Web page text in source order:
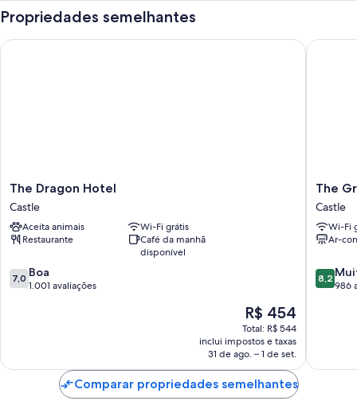
Propriedades semelhantes
The
Dragon
Hotel
Castle
The Dragon Hotel
Castle
Aceita animais
Wi-Fi grátis
Restaurante
Café da manhã
disponível
7.0
de
7,0 Boa
1.001 avaliações
O
preço
é
de
R$ 454
R$ 454
Total: R$ 544
inclui impostos e taxas
31 de ago. – 1 de set.
The Dragon Hotel
The
Grand
Hotel
Castle
The
Castle
Wi-Fi
Ar-
8.2
de
8,2
986
The
Comparar propriedades semelhantes